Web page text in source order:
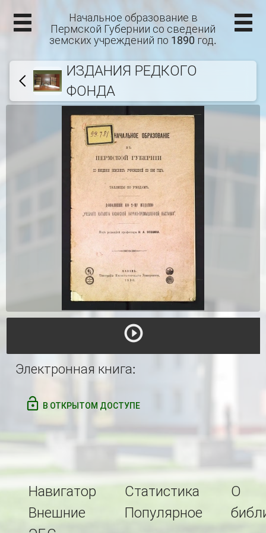
Начальное образование в
Пермской Губернии со сведений
земских учреждений по 1890 год.
ИЗДАНИЯ РЕДКОГО
ФОНДА
Электронная книга:
В ОТКРЫТОМ ДОСТУПЕ
Навигатор
Внешние
Статистика
Популярное
О